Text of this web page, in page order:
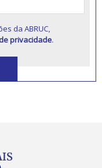
da ABRUC,
privacidade.